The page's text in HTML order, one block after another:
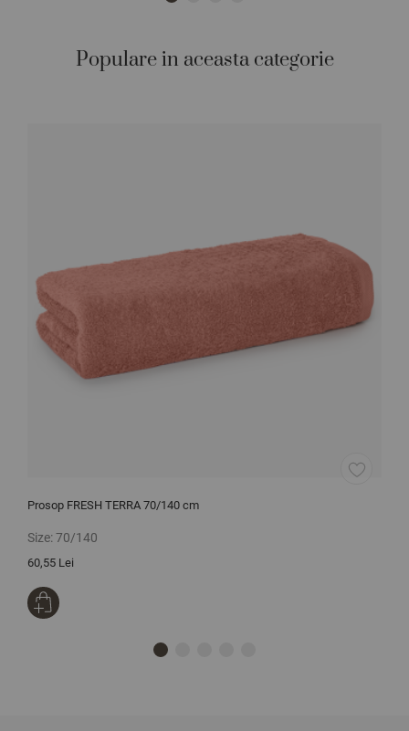
Populare in aceasta categorie
Prosop FRESH TERRA 70/140 cm
Size:70/140
60,55 Lei